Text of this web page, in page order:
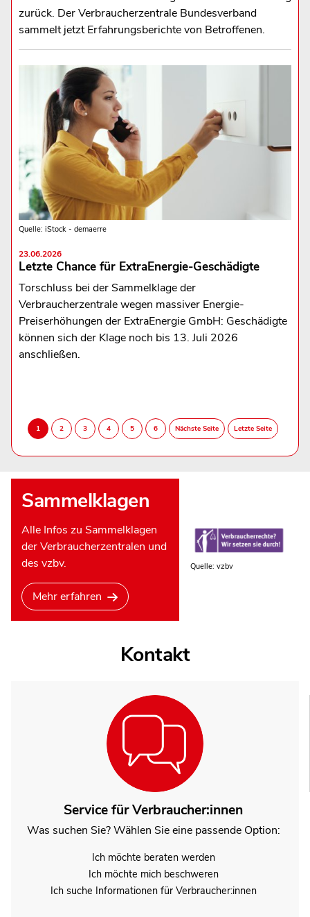
zurück. Der Verbraucherzentrale Bundesverband
sammelt jetzt Erfahrungsberichte von Betroffenen.
Quelle: iStock - demaerre
23.06.2026
Letzte Chance für ExtraEnergie-Geschädigte
Torschluss bei der Sammelklage der
Verbraucherzentrale wegen massiver Energie-
Preiserhöhungen der ExtraEnergie GmbH: Geschädigte
können sich der Klage noch bis 13. Juli 2026
anschließen.
Sammelklagen
Alle Infos zu Sammelklagen
der Verbraucherzentralen und
des vzbv.
Mehr erfahren
Quelle: vzbv
Kontakt
Service für Verbraucher:innen
Was suchen Sie? Wählen Sie eine passende Option:
Ich möchte beraten werden
Ich möchte mich beschweren
Ich suche Informationen für Verbraucher:innen